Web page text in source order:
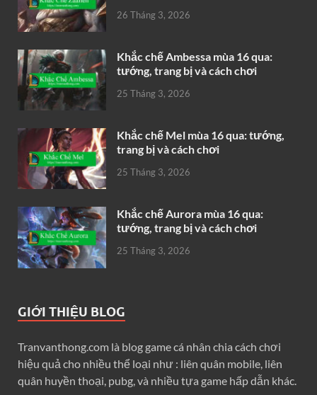
26 Tháng 3, 2026
Khắc chế Ambessa mùa 16 qua:
tướng, trang bị và cách chơi
25 Tháng 3, 2026
Khắc chế Mel mùa 16 qua: tướng,
trang bị và cách chơi
25 Tháng 3, 2026
Khắc chế Aurora mùa 16 qua:
tướng, trang bị và cách chơi
25 Tháng 3, 2026
GIỚI THIỆU BLOG
Tranvanthong.com là blog game cá nhân chia cách chơi
hiệu quả cho nhiều thể loại như : liên quân mobile, liên
quân huyền thoại, pubg, và nhiều tựa game hấp dẫn khác.